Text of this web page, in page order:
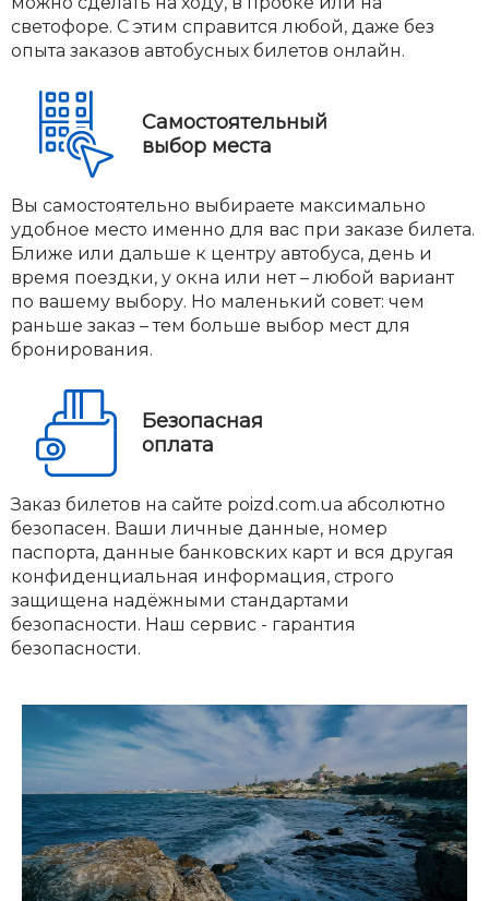
светофоре. С этим справится любой, даже без
опыта заказов автобусных билетов онлайн.
Самостоятельный
выбор места
Вы самостоятельно выбираете максимально
удобное место именно для вас при заказе билета.
Ближе или дальше к центру автобуса, день и
время поездки, у окна или нет – любой вариант
по вашему выбору. Но маленький совет: чем
раньше заказ – тем больше выбор мест для
бронирования.
Безопасная
оплата
Заказ билетов на сайте poizd.com.ua абсолютно
безопасен. Ваши личные данные, номер
паспорта, данные банковских карт и вся другая
конфиденциальная информация, строго
защищена надёжными стандартами
безопасности. Наш сервис - гарантия
безопасности.